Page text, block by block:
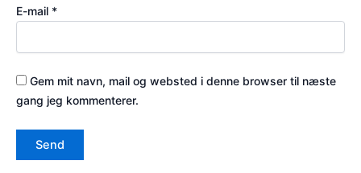
E-mail *
Gem mit navn, mail og websted i denne browser til næste
gang jeg kommenterer.